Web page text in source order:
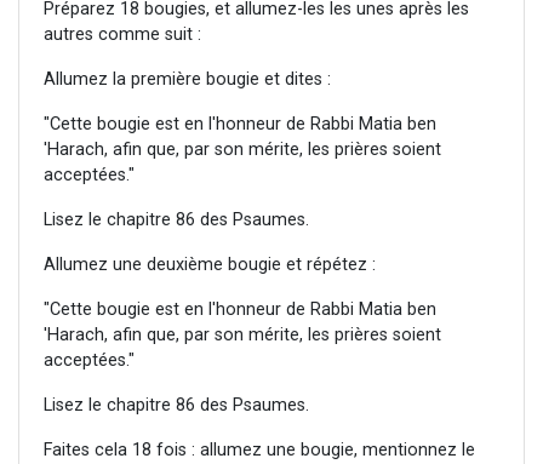
Préparez 18 bougies, et allumez-les les unes après les
autres comme suit :
Allumez la première bougie et dites :
"Cette bougie est en l'honneur de Rabbi Matia ben
'Harach, afin que, par son mérite, les prières soient
acceptées."
Lisez le chapitre 86 des Psaumes.
Allumez une deuxième bougie et répétez :
"Cette bougie est en l'honneur de Rabbi Matia ben
'Harach, afin que, par son mérite, les prières soient
acceptées."
Lisez le chapitre 86 des Psaumes.
Faites cela 18 fois : allumez une bougie, mentionnez le